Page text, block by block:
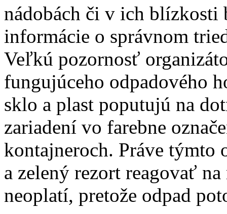
nádobách či v ich blízkosti
informácie o správnom
Veľkú pozornosť
fungujúceho odpadového
sklo a plast poputujú na
zariadení vo farebne
kontajneroch. Práve týmto
a zelený rezort reagovať
neoplatí, pretože odpad